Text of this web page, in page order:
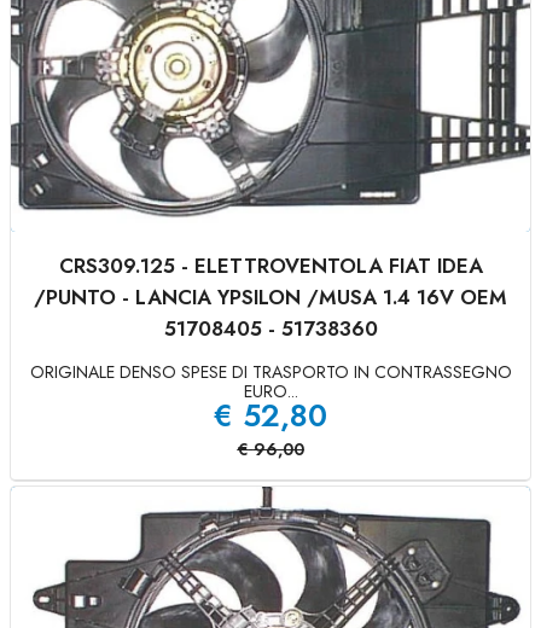
CRS309.125 - ELETTROVENTOLA FIAT IDEA
/PUNTO - LANCIA YPSILON /MUSA 1.4 16V OEM
51708405 - 51738360
ORIGINALE DENSO SPESE DI TRASPORTO IN CONTRASSEGNO
EURO...
€ 52,80
€ 96,00